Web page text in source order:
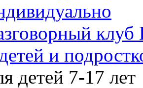
и
детей 7-17 лет